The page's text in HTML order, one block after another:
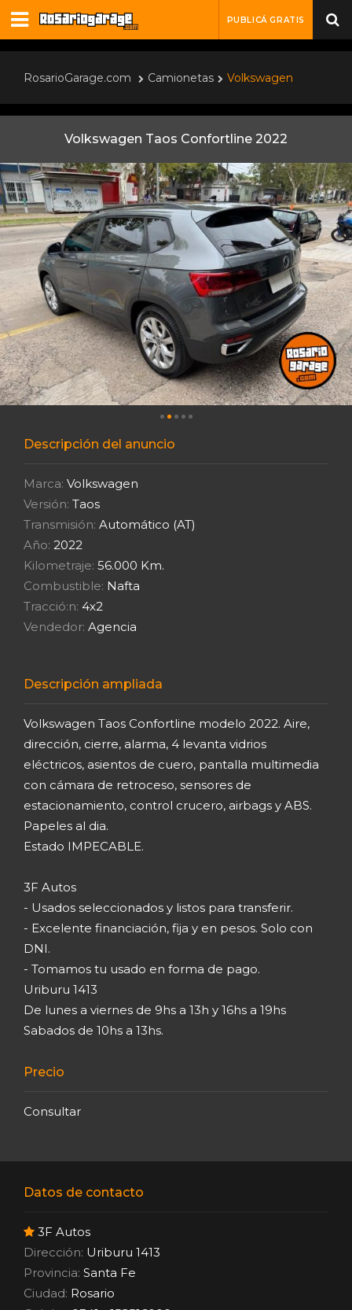
PUBLICÁ GRATIS
RosarioGarage.com Camionetas Volkswagen
Volkswagen Taos Confortline 2022
Descripción del anuncio
Marca: Volkswagen
Versión: Taos
Transmisión: Automático (AT)
Año: 2022
Kilometraje: 56.000 Km.
Combustible: Nafta
Tracció:n: 4x2
Vendedor: Agencia
Descripción ampliada
Volkswagen Taos Confortline modelo 2022. Aire,
dirección, cierre, alarma, 4 levanta vidrios
eléctricos, asientos de cuero, pantalla multimedia
con cámara de retroceso, sensores de
estacionamiento, control crucero, airbags y ABS.
Papeles al dia.
Estado IMPECABLE.
3F Autos
- Usados seleccionados y listos para transferir.
- Excelente financiación, fija y en pesos. Solo con
DNI.
- Tomamos tu usado en forma de pago.
Uriburu 1413
De lunes a viernes de 9hs a 13h y 16hs a 19hs
Sabados de 10hs a 13hs.
Precio
Consultar
Datos de contacto
3F Autos
Dirección: Uriburu 1413
Provincia: Santa Fe
Ciudad: Rosario